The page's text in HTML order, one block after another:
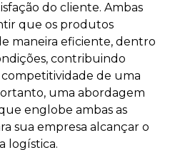
do cliente. Ambas
que os produtos
maneira eficiente, dentro
contribuindo
competitividade de uma
uma abordagem
englobe ambas as
sua empresa alcançar o
logística.